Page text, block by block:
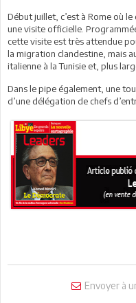
Début juillet, c’est à Rome où
une visite officielle.
cette visite est très attendue
la migration clandestine, mais
italienne à la Tunisie et, plus
Dans le pipe également, une
d’une délégation de chefs
Envoyer à